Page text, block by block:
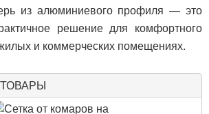
из алюминиевого профиля — это
решение для комфортного
и коммерческих помещениях.